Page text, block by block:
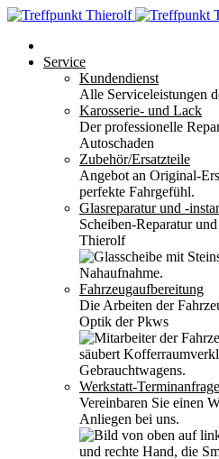
Service
Kundendienst
Alle Serviceleistungen
Karosserie- und Lack
Der professionelle
Autoschaden
Zubehör/Ersatzteile
Angebot an Original-
perfekte Fahrgefühl.
Glasreparatur und -
Scheiben-Reparatur
Thierolf
Fahrzeugaufbereitung
Die Arbeiten der
Optik der Pkws
Werkstatt-Terminanfrage
Vereinbaren Sie einen
Anliegen bei uns.